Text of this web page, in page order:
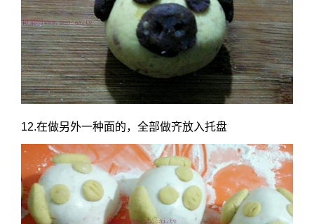
12.在做另外一种面的，全部做齐放入托盘